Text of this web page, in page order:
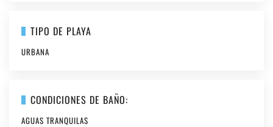
TIPO DE PLAYA
URBANA
CONDICIONES DE BAÑO:
AGUAS TRANQUILAS